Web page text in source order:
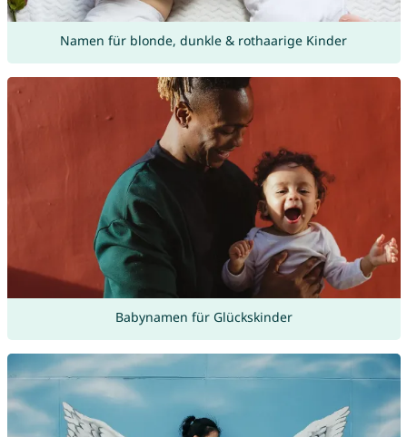
Namen für blonde, dunkle & rothaarige Kinder
Babynamen für Glückskinder